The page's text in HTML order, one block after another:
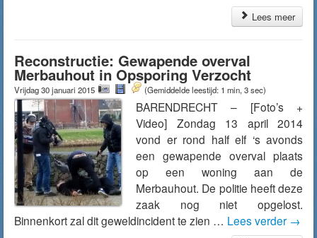
Lees meer
Reconstructie: Gewapende overval
Merbauhout in Opsporing Verzocht
Vrijdag 30 januari 2015 (Gemiddelde leestijd: 1 min, 3 sec)
BARENDRECHT – [Foto’s +
Video] Zondag 13 april 2014
vond er rond half elf ‘s avonds
een gewapende overval plaats
op een woning aan de
Merbauhout. De politie heeft deze
zaak nog niet opgelost.
Binnenkort zal dit geweldincident te zien … Lees verder →